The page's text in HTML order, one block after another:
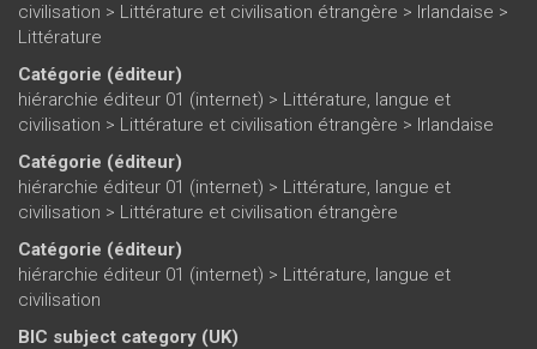
civilisation > Littérature et civilisation étrangère > Irlandaise >
Littérature
Catégorie (éditeur)
hiérarchie éditeur 01 (internet) > Littérature, langue et
civilisation > Littérature et civilisation étrangère > Irlandaise
Catégorie (éditeur)
hiérarchie éditeur 01 (internet) > Littérature, langue et
civilisation > Littérature et civilisation étrangère
Catégorie (éditeur)
hiérarchie éditeur 01 (internet) > Littérature, langue et
civilisation
BIC subject category (UK)